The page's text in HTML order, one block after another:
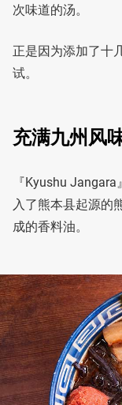
次味道的汤。
正是因为添加了十
试。
充满九州风
『Kyushu
入了熊本县起源的
成的香料油。